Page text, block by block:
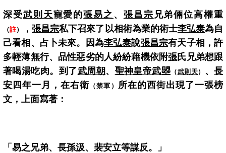
深受武則天寵愛的張易之 、 張昌宗 兄弟倆位高權重
（註） ，張昌宗私下召來了以相術為業的術士李弘泰為自
己看相、占卜未來。因為李弘泰說張昌宗有天子相，許
多輕薄無行、品性惡劣的人紛紛藉機依附張氏兄弟想跟
著喝湯吃肉。到了武周朝、 聖神皇帝武曌 （武則天） 、長
安 四年一月，在右衛 （禁軍） 所在的西街出現了一張榜
文，上面寫著：
「易之兄弟、長孫汲、裴安立等謀反。」